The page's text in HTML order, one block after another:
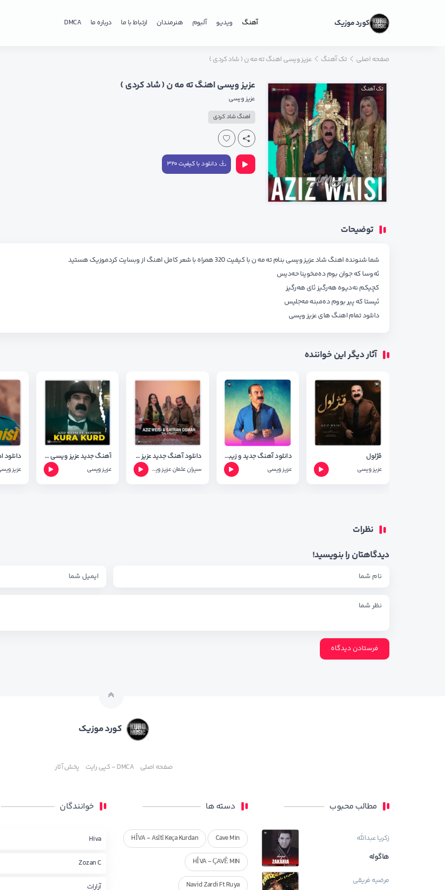
کورد موزیک آهنگ ویدیو آلبوم هنرمندان ارتباط با ما درباره ما DMCA
صفحه اصلی تک آهنگ عزیز ویسی اهنگ ته مه ن ( شاد کردی )
تک آهنگ عزیز ویسی اهنگ ته مه ن ( شاد کردی )
عزیز ویسی
اهنگ شاد کردی
دانلود با کیفیت ۳۲۰
توضیحات
شما شنونده اهنگ شاد عزیز ویسی بنام ته مه ن با کیفیت 320 همراه با شعر کامل اهنگ از وبسایت کردموزیک هستید
ئه‌وسا که جوان بوم ده‌مخوینا حه‌دیس
کچیکم نه‌دیوه هه‌رگیز ئای هه‌رگیز
ئیستا که پیر بووم ده‌مبنه مه‌جلیس
دانلود تمام اهنگ هایعزیز ویسی
آثار دیگر این خواننده
قژلول
عزیز ویسی
دانلود آهنگ جدید و زیبای عزیز ویسی به نام شه رت با کیفیت Orginal
عزیز ویسی
دانلود آهنگ جدید عزیز ویسی و سیران عوسمان به نام بالا برز
سیران عثمان عزیز ویسی
آهنگ جدید عزیز ویسی و سپیده به نام کوره کورد
عزیز ویسی عزیز
نظرات
دیدگاهتان را بنویسید!
کورد موزیک
صفحه اصلی DMCA – کپی رایت پخش آثار
مطالب محبوب
زکریا عبدالله
هاگوله
مرضیه فریقی
دسته ها
Cave Min
HÎVA - Asîtî Keça Kurdan
HÎVA - ÇAVÊ MIN
Navid Zardi Ft Ruya
خوانندگان
Hiva
Zozan C
آرارات